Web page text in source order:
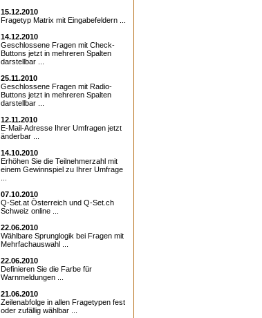
15.12.2010
Fragetyp Matrix mit Eingabefeldern ...
14.12.2010
Geschlossene Fragen mit Check-
Buttons jetzt in mehreren Spalten
darstellbar ...
25.11.2010
Geschlossene Fragen mit Radio-
Buttons jetzt in mehreren Spalten
darstellbar ...
12.11.2010
E-Mail-Adresse Ihrer Umfragen jetzt
änderbar ...
14.10.2010
Erhöhen Sie die Teilnehmerzahl mit
einem Gewinnspiel zu Ihrer Umfrage
07.10.2010
Q-Set.at Österreich und Q-Set.ch
Schweiz online ...
22.06.2010
Wählbare Sprunglogik bei Fragen mit
Mehrfachauswahl ...
22.06.2010
Definieren Sie die Farbe für
Warnmeldungen ...
21.06.2010
Zeilenabfolge in allen Fragetypen fest
oder zufällig wählbar ...